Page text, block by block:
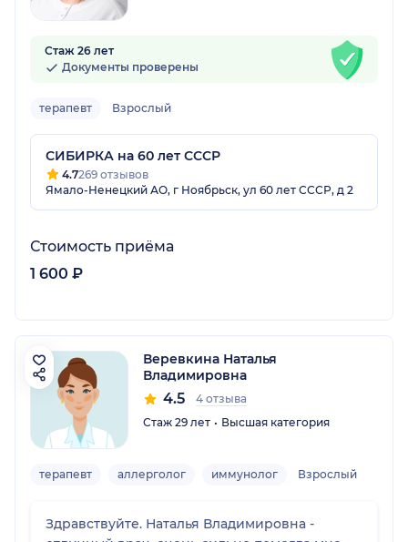
Стаж 26 лет
Документы проверены
терапевт Взрослый
СИБИРКА на 60 лет СССР
4.7269 отзывов
Ямало-Ненецкий АО, г Ноябрьск, ул 60 лет СССР, д 2
Стоимость приёма
1 600 ₽
Веревкина Наталья
Владимировна
4.5
4 отзыва
Стаж 29 лет
Высшая категория
терапевт аллерголог иммунолог Взрослый
Здравствуйте. Наталья Владимировна -